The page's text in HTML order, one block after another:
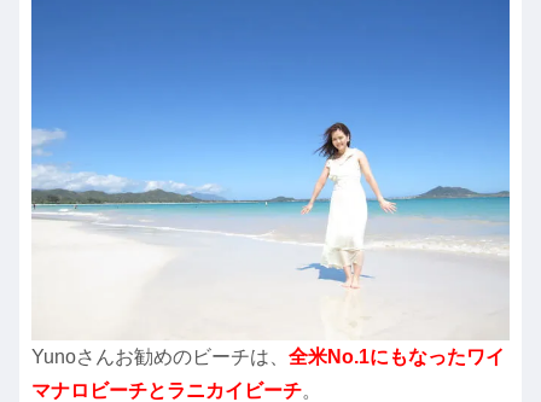
Yunoさんお勧めのビーチは、 全米No.1にもなったワイ
マナロビーチとラニカイビーチ。